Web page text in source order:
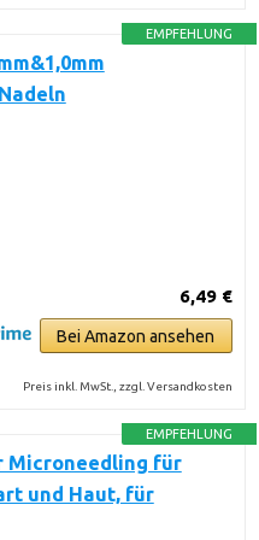
EMPFEHLUNG
6,49 €
Bei Amazon ansehen
Preis inkl. MwSt., zzgl. Versandkosten
EMPFEHLUNG
Microneedling für
und Haut, für